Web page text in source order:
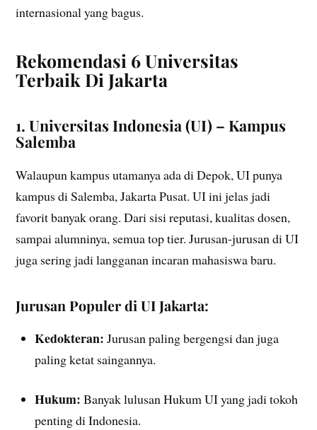
internasional yang bagus.
Rekomendasi 6 Universitas
Terbaik Di Jakarta
1. Universitas Indonesia (UI) – Kampus
Salemba
Walaupun kampus utamanya ada di Depok, UI punya
kampus di Salemba, Jakarta Pusat. UI ini jelas jadi
favorit banyak orang. Dari sisi reputasi, kualitas dosen,
sampai alumninya, semua top tier. Jurusan-jurusan di UI
juga sering jadi langganan incaran mahasiswa baru.
Jurusan Populer di UI Jakarta:
Kedokteran: Jurusan paling bergengsi dan juga
paling ketat saingannya.
Hukum: Banyak lulusan Hukum UI yang jadi tokoh
penting di Indonesia.